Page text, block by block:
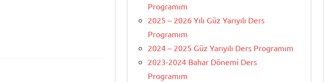
Programım
2025 – 2026 Yılı Güz Yarıyılı Ders
Programım
2024 – 2025 Güz Yarıyılı Ders Programım
2023-2024 Bahar Dönemi Ders
Programım